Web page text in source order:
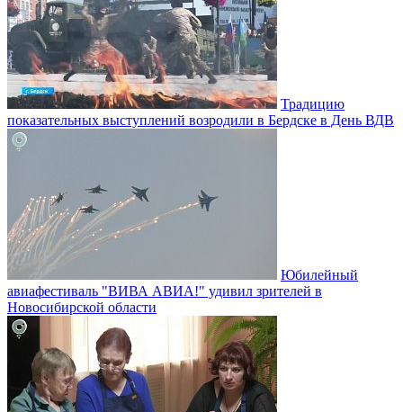
Традицию
показательных выступлений возродили в Бердске в День ВДВ
Юбилейный
авиафестиваль "ВИВА АВИА!" удивил зрителей в
Новосибирской области